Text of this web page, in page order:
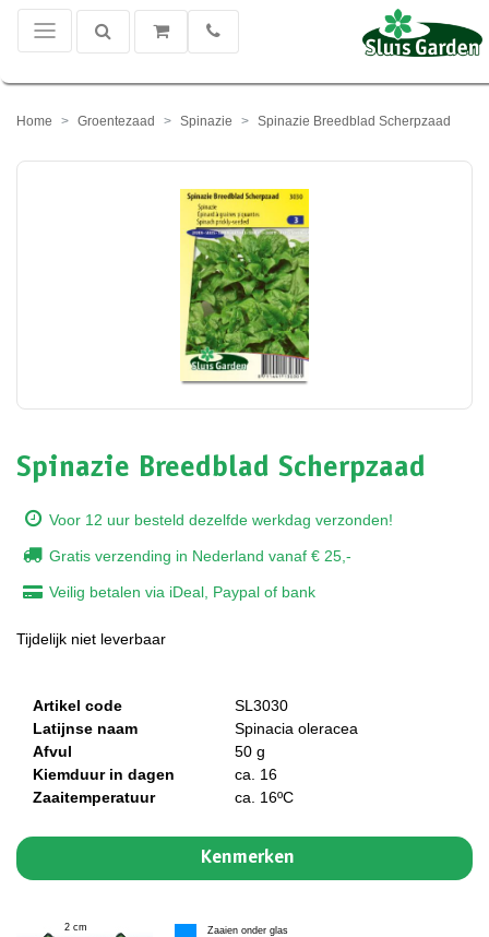
Home Groentezaad Spinazie Spinazie Breedblad Scherpzaad
Spinazie Breedblad Scherpzaad
Voor 12 uur besteld dezelfde werkdag verzonden!
Gratis verzending in Nederland vanaf € 25,-
Veilig betalen via iDeal, Paypal of bank
Tijdelijk niet leverbaar
Artikel code
SL3030
Latijnse naam
Spinacia oleracea
Afvul
50 g
Kiemduur in dagen
ca. 16
Zaaitemperatuur
ca. 16ºC
Kenmerken
2 cm
Zaaien onder glas